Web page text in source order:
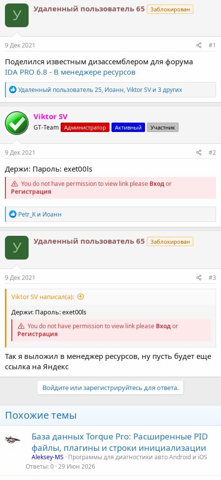
т
о
е
м
ы
т
л
У Удаленный пользователь 65 Заблокирован
9 Дек 2021 #1
Поделился известным дизассемблером для форума
IDA PRO 6.8 - В менеджере ресурсов
Р
е
а
к
ц
и
и
:
Удаленный пользователь 25, Иоанн,Viktor SV и 3 других
Viktor SV
GT-Team Администратор Активный Участник
9 Дек 2021 #2
Держи: Пароль: exet00ls
You do not have permission to view link please Входor
Регистрация
Р
е
а
к
ц
и
:
Petr_Kи Иоанн
У Удаленный пользователь 65 Заблокирован
9 Дек 2021 #3
Viktor SV написал(а):
Держи: Пароль: exet00ls
You do not have permission to view link please Входor
Регистрация
Так я выложил в менеджер ресурсов, ну пусть будет еще
ссылка на Яндекс
Войдите или зарегистрируйтесь для ответа.
Похожие темы
База данных Torque Pro: Расширенные PID
файлы, плагины и строки инициализации
Aleksey-MS
Программы для диагностики авто Android и iOS
Ответы 0 29 Июн 2026